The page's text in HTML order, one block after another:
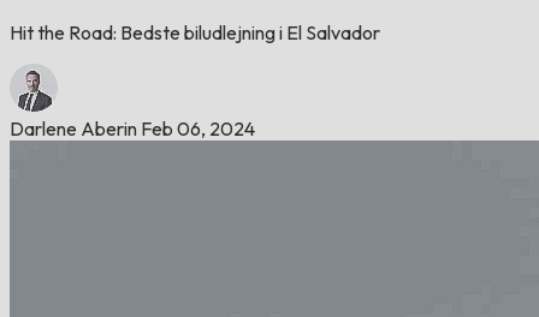
Hit the Road: Bedste biludlejning i El Salvador
Darlene Aberin Feb 06, 2024